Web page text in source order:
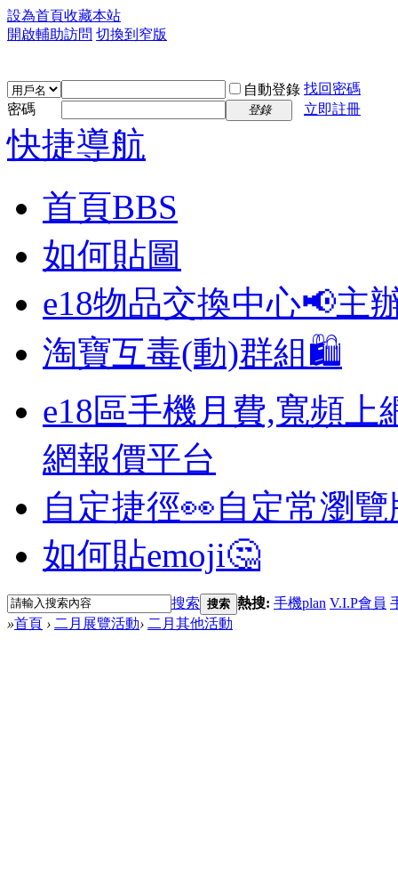
設為首頁收藏本站
開啟輔助訪問 切換到窄版
自動登錄 找回密碼
密碼
登錄 立即註冊
快捷導航
首頁BBS
如何貼圖
e18物品交換中心📢主
淘寶互毒(動)群組🛍️
e18區手機月費,寬頻上
網報價平台
自定捷徑👀自定常瀏
如何貼emoji🤔
搜索 搜索 熱搜: 手機plan V.I.P會員
»首頁 › 二月展覽活動› 二月其他活動